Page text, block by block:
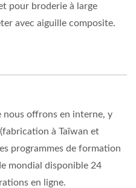
pour broderie à large
avec aiguille composite.
nous offrons en interne, y
à Taïwan et
programmes de formation
mondial disponible 24
en ligne.